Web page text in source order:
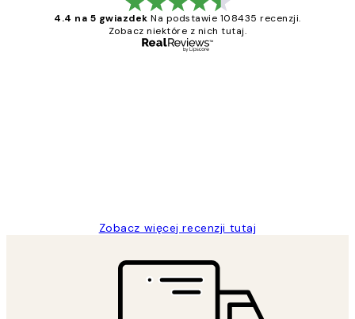
4.4 na 5 gwiazdek Na podstawie 108435 recenzji.
Zobacz niektóre z nich tutaj.
Zobacz więcej recenzji tutaj